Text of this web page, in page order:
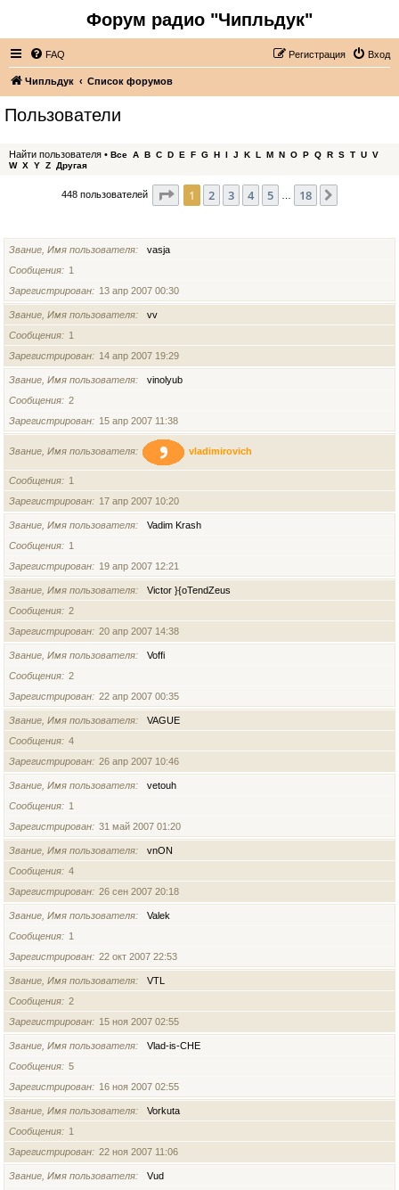
Форум радио "Чипльдук"
FAQ Вход
Регистрация
Чипльдук Список форумов
Пользователи
Найти пользователя • Все A B C D E F G H I J K L M N O P Q R S T U V
W X Y Z Другая
448 пользователей Страница из 18
1 2 3 4 5 18
Звание, Имя пользователя
vasja
Сообщения
1
Зарегистрирован
13 апр 2007 00:30
Звание, Имя пользователя
vv
Сообщения
1
Зарегистрирован
14 апр 2007 19:29
Звание, Имя пользователя
vinolyub
Сообщения
2
Зарегистрирован
15 апр 2007 11:38
Звание, Имя пользователя vladimirovich
Сообщения
1
Зарегистрирован
17 апр 2007 10:20
Звание, Имя пользователя
Vadim Krash
Сообщения
1
Зарегистрирован
19 апр 2007 12:21
Звание, Имя пользователя
Victor }{oTendZeus
Сообщения
2
Зарегистрирован
20 апр 2007 14:38
Звание, Имя пользователя
Voffi
Сообщения
2
Зарегистрирован
22 апр 2007 00:35
Звание, Имя пользователя
VAGUE
Сообщения
4
Зарегистрирован
26 апр 2007 10:46
Звание, Имя пользователя
vetouh
Сообщения
1
Зарегистрирован
31 май 2007 01:20
Звание, Имя пользователя
vnON
Сообщения
4
Зарегистрирован
26 сен 2007 20:18
Звание, Имя пользователя
Valek
Сообщения
1
Зарегистрирован
22 окт 2007 22:53
Звание, Имя пользователя
VTL
Сообщения
2
Зарегистрирован
15 ноя 2007 02:55
Звание, Имя пользователя
Vlad-is-CHE
Сообщения
5
Зарегистрирован
16 ноя 2007 02:55
Звание, Имя пользователя
Vorkuta
Сообщения
1
Зарегистрирован
22 ноя 2007 11:06
Звание, Имя пользователя
Vud